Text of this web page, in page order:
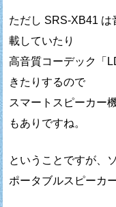
ただし SRS-XB41
載していたり
高音質コーデック「
きたりするので
スマートスピーカー
もありですね。
ということですが、
ポータブルスピーカ